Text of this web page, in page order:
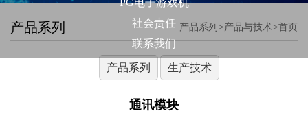
PG电子游戏机
社会责任
联系我们
产品系列 首页
>
产品与技术
>
产品系列
产品系列 生产技术
通讯模块